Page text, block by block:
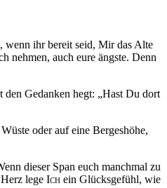
wenn ihr bereit seid, Mir das Alte
nehmen, auch eure ängste. Denn
Gedanken hegt: „Hast Du dort
oder auf eine Bergeshöhe,
dieser Span euch manchmal zu
lege Ich ein Glücksgefühl, wie